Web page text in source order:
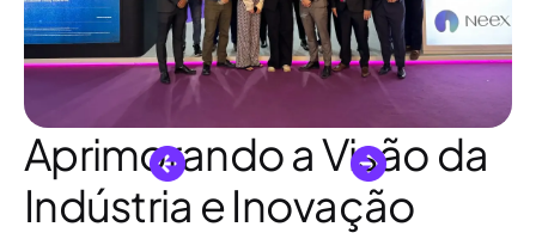
Aprimorando a Visão da
Indústria e Inovação